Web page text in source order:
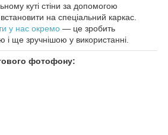
куті стіни за допомогою
на спеціальний каркас.
у нас окремо — це зробить
і ще зручнішою у використанні.
фотофону: